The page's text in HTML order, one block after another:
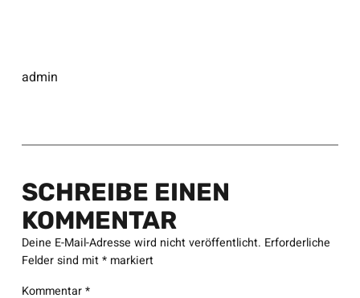
admin
SCHREIBE EINEN
KOMMENTAR
Deine E-Mail-Adresse wird nicht veröffentlicht. Erforderliche
Felder sind mit*markiert
Kommentar*